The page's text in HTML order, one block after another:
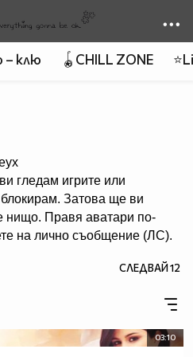
– клю 🪀CHILL ZONE
гледам игрите или
Затова ще ви
нищо. Правя аватари по-
на лично съобщение (ЛС).
в конкурси. В сайта има
се запознах с много добри
Така обичам много,много
Идоли - Селена Гомез и
СЛЕДВАЙ12
03:10